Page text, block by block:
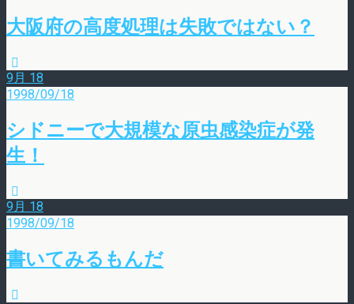
大阪府の高度処理は失敗ではない？
9月 18
1998/09/18
シドニーで大規模な原虫感染症が発
生！
9月 18
1998/09/18
書いてみるもんだ